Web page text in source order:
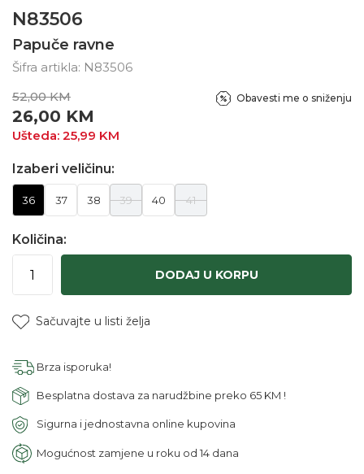
N83506
Papuče ravne
Šifra artikla: N83506
52,00 KM
26,00 KM
Ušteda: 25,99 KM
Obavesti me o sniženju
Izaberi veličinu:
36 37 38 39 40 41
Količina:
DODAJ U KORPU
Sačuvajte u listi želja
Brza isporuka!
Besplatna dostava za narudžbine preko 65 KM !
Sigurna i jednostavna online kupovina
Mogućnost zamjene u roku od 14 dana